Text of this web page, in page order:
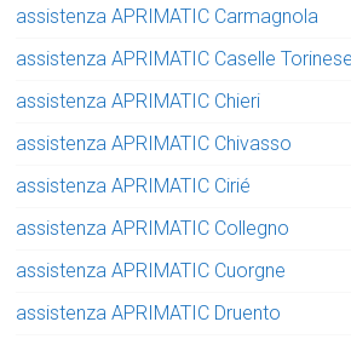
assistenza APRIMATIC Carmagnola
assistenza APRIMATIC Caselle Torinese
assistenza APRIMATIC Chieri
assistenza APRIMATIC Chivasso
assistenza APRIMATIC Cirié
assistenza APRIMATIC Collegno
assistenza APRIMATIC Cuorgne
assistenza APRIMATIC Druento